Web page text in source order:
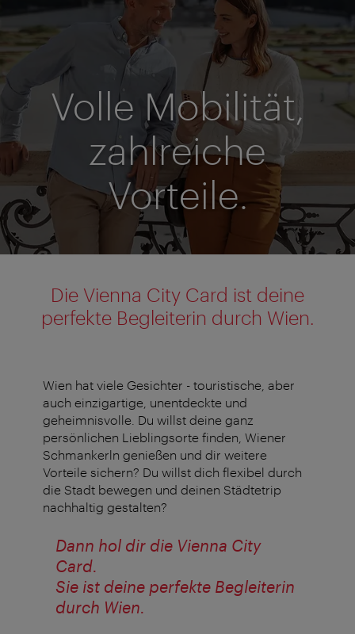
Volle Mobilität,
zahlreiche
Vorteile.
Die Vienna City Card ist deine
perfekte Begleiterin durch Wien.
Wien hat viele Gesichter - touristische, aber
auch einzigartige, unentdeckte und
geheimnisvolle. Du willst deine ganz
persönlichen Lieblingsorte finden, Wiener
Schmankerln genießen und dir weitere
Vorteile sichern? Du willst dich flexibel durch
die Stadt bewegen und deinen Städtetrip
nachhaltig gestalten?
Dann hol dir die Vienna City
Card.
Sie ist deine perfekte Begleiterin
durch Wien.